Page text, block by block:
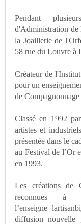
Pendant
d'Administration de
la Joaillerie de
58 rue du Louvre à
Créateur de
pour un
de
Classé en 1992
artistes et
présentée dans le
au Festival de l’Or
en 1993.
Les créations de
reconnues à
l’enseigne
diffusion nouvelle